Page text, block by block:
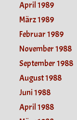
April 1989
März 1989
Februar 1989
November 1988
September 1988
August 1988
Juni 1988
April 1988